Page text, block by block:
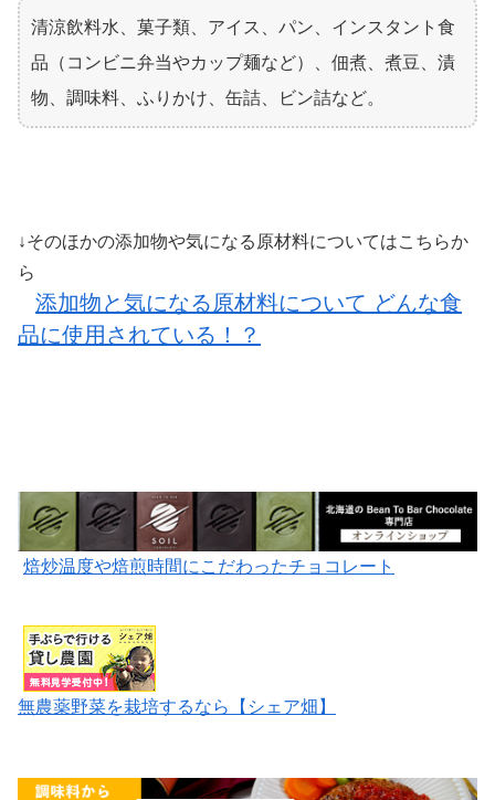
清涼飲料水、菓子類、アイス、パン、インスタント食
品（コンビニ弁当やカップ麺など）、佃煮、煮豆、漬
物、調味料、ふりかけ、缶詰、ビン詰など。
↓そのほかの添加物や気になる原材料についてはこちらか
ら
添加物と気になる原材料について どんな食
品に使用されている！？
焙炒温度や焙煎時間にこだわったチョコレート
無農薬野菜を栽培するなら【シェア畑】